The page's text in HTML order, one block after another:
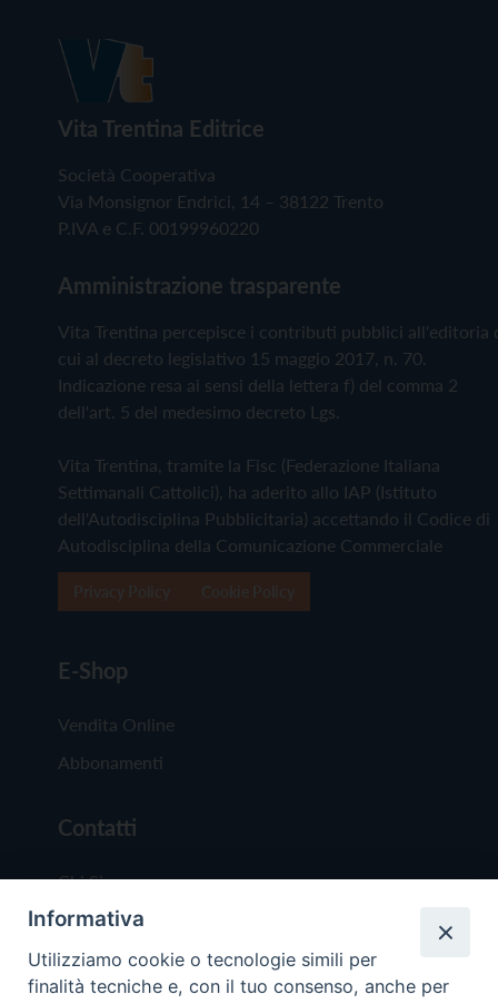
Vita Trentina Editrice
Società Cooperativa
Via Monsignor Endrici, 14 – 38122 Trento
P.IVA e C.F. 00199960220
Amministrazione trasparente
Vita Trentina percepisce i contributi pubblici all'editoria
cui al decreto legislativo 15 maggio 2017, n. 70.
Indicazione resa ai sensi della lettera f) del comma 2
dell'art. 5 del medesimo decreto Lgs.
Vita Trentina, tramite la Fisc (Federazione Italiana
Settimanali Cattolici), ha aderito allo IAP (Istituto
dell'Autodisciplina Pubblicitaria) accettando il Codice di
Autodisciplina della Comunicazione Commerciale
E-Shop
Vendita Online
Abbonamenti
Contatti
Chi Siamo
Redazione
Scrivici
Informativa
Utilizziamo cookie o tecnologie simili per
finalità tecniche e, con il tuo consenso, anche per